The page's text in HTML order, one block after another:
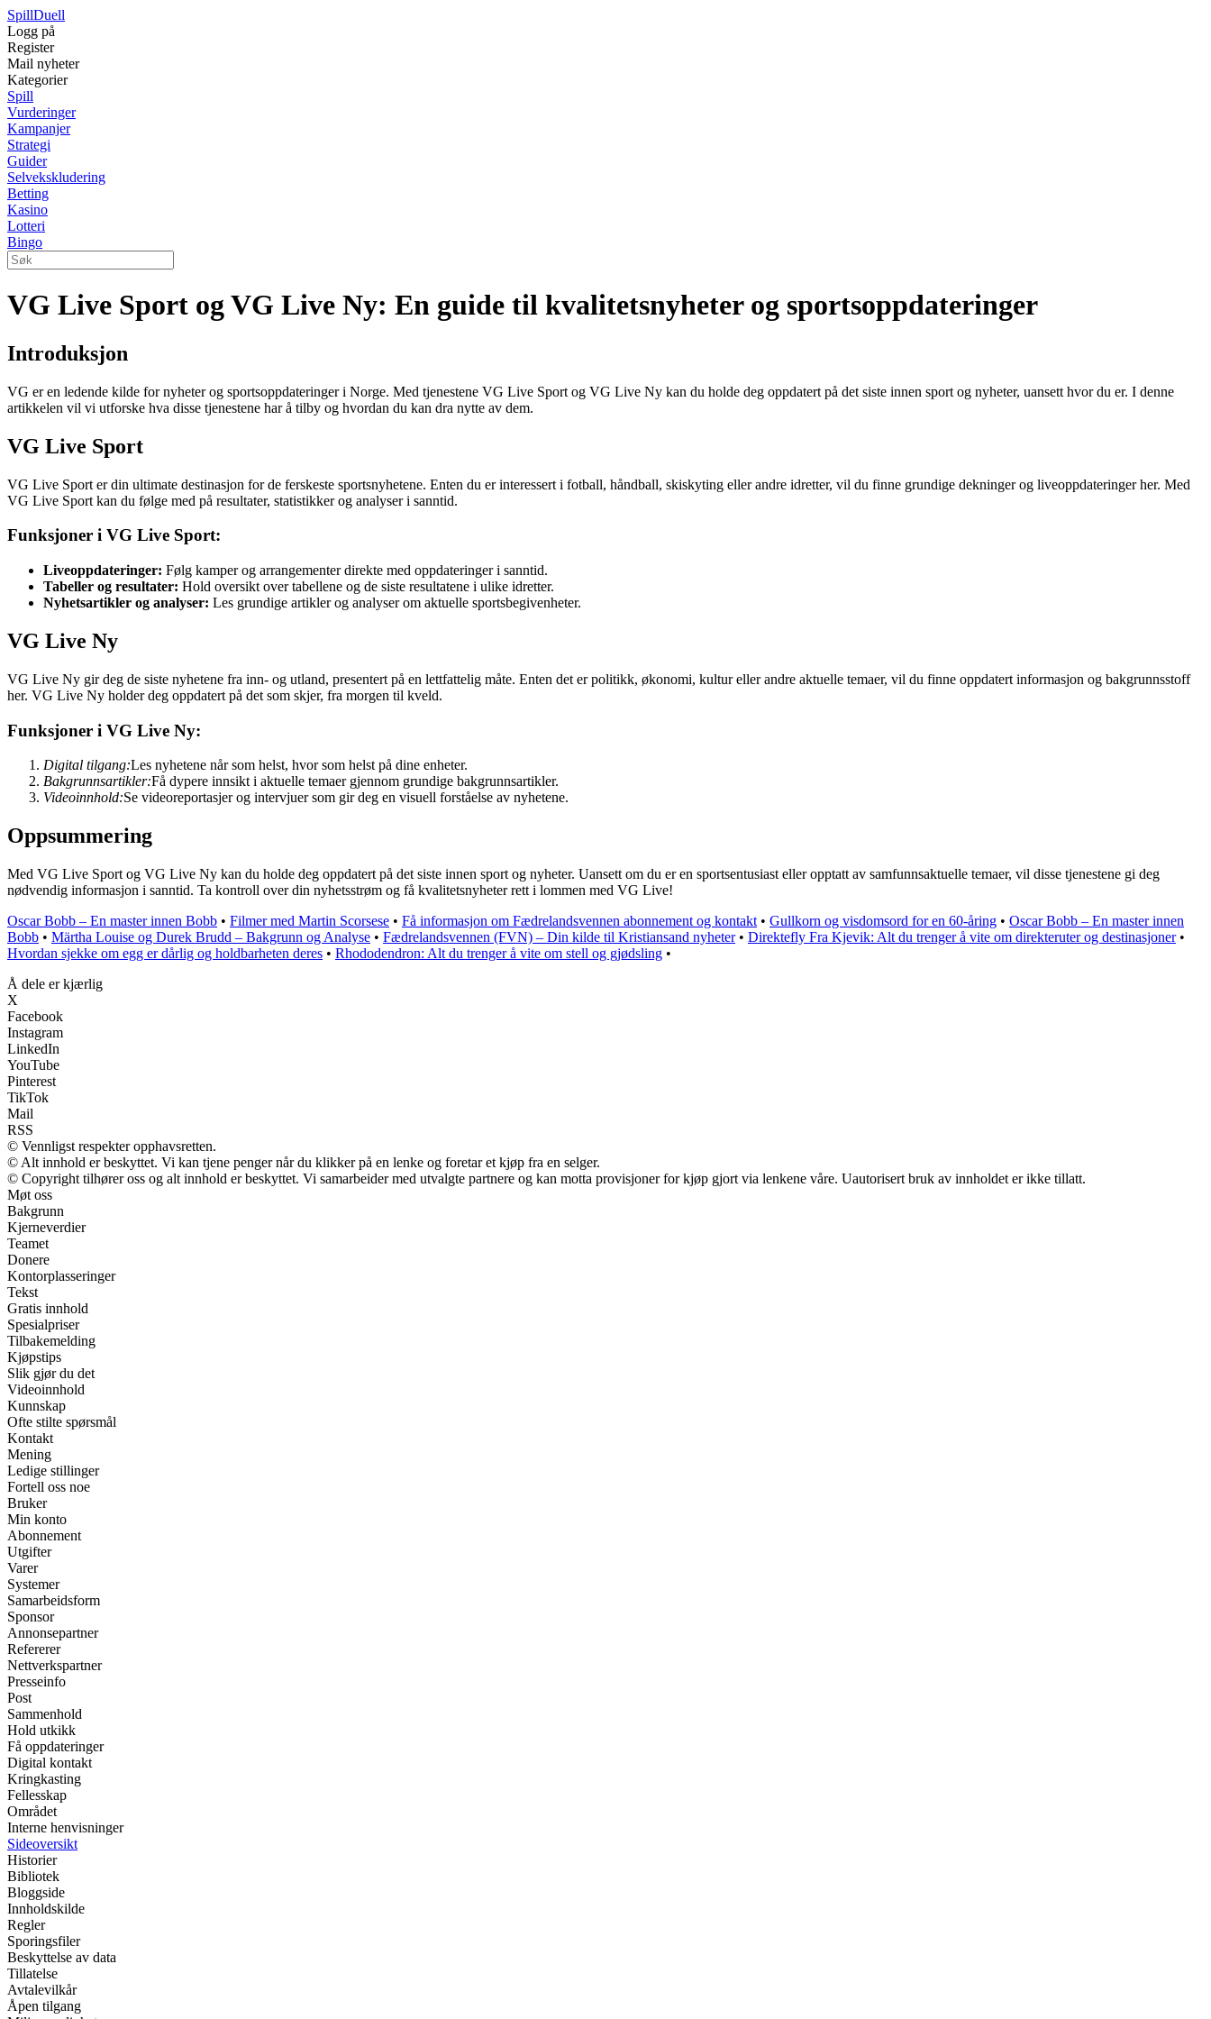
SpillDuell
Logg på
Register
Mail nyheter
Kategorier
Spill
Vurderinger
Kampanjer
Strategi
Guider
Selvekskludering
Betting
Kasino
Lotteri
Bingo
VG Live Sport og VG Live Ny: En guide til kvalitetsnyheter og sportsoppdateringer
Introduksjon
VG er en ledende kilde for nyheter og sportsoppdateringer i Norge. Med tjenestene VG Live Sport og VG Live Ny kan du holde deg oppdatert på det siste innen sport og nyheter, uansett hvor du er. I denne
artikkelen vil vi utforske hva disse tjenestene har å tilby og hvordan du kan dra nytte av dem.
VG Live Sport
VG Live Sport er din ultimate destinasjon for de ferskeste sportsnyhetene. Enten du er interessert i fotball, håndball, skiskyting eller andre idretter, vil du finne grundige dekninger og liveoppdateringer her. Med
VG Live Sport kan du følge med på resultater, statistikker og analyser i sanntid.
Funksjoner i VG Live Sport:
Liveoppdateringer: Følg kamper og arrangementer direkte med oppdateringer i sanntid.
Tabeller og resultater: Hold oversikt over tabellene og de siste resultatene i ulike idretter.
Nyhetsartikler og analyser: Les grundige artikler og analyser om aktuelle sportsbegivenheter.
VG Live Ny
VG Live Ny gir deg de siste nyhetene fra inn- og utland, presentert på en lettfattelig måte. Enten det er politikk, økonomi, kultur eller andre aktuelle temaer, vil du finne oppdatert informasjon og bakgrunnsstoff
her. VG Live Ny holder deg oppdatert på det som skjer, fra morgen til kveld.
Funksjoner i VG Live Ny:
Digital tilgang:Les nyhetene når som helst, hvor som helst på dine enheter.
Bakgrunnsartikler:Få dypere innsikt i aktuelle temaer gjennom grundige bakgrunnsartikler.
Videoinnhold:Se videoreportasjer og intervjuer som gir deg en visuell forståelse av nyhetene.
Oppsummering
Med VG Live Sport og VG Live Ny kan du holde deg oppdatert på det siste innen sport og nyheter. Uansett om du er en sportsentusiast eller opptatt av samfunnsaktuelle temaer, vil disse tjenestene gi deg
nødvendig informasjon i sanntid. Ta kontroll over din nyhetsstrøm og få kvalitetsnyheter rett i lommen med VG Live!
Oscar Bobb – En master innen Bobb • Filmer med Martin Scorsese • Få informasjon om Fædrelandsvennen abonnement og kontakt • Gullkorn og visdomsord for en 60-åring • Oscar Bobb – En master innen
Bobb • Märtha Louise og Durek Brudd – Bakgrunn og Analyse • Fædrelandsvennen (FVN) – Din kilde til Kristiansand nyheter• Direktefly Fra Kjevik: Alt du trenger å vite om direkteruter og destinasjoner•
Hvordan sjekke om egg er dårlig og holdbarheten deres • Rhododendron: Alt du trenger å vite om stell og gjødsling •
Å dele er kjærlig
X
Facebook
Instagram
LinkedIn
YouTube
Pinterest
TikTok
Mail
RSS
© Vennligst respekter opphavsretten.
© Alt innhold er beskyttet. Vi kan tjene penger når du klikker på en lenke og foretar et kjøp fra en selger.
© Copyright tilhører oss og alt innhold er beskyttet. Vi samarbeider med utvalgte partnere og kan motta provisjoner for kjøp gjort via lenkene våre. Uautorisert bruk av innholdet er ikke tillatt.
Møt oss
Bakgrunn
Kjerneverdier
Teamet
Donere
Kontorplasseringer
Tekst
Gratis innhold
Spesialpriser
Tilbakemelding
Kjøpstips
Slik gjør du det
Videoinnhold
Kunnskap
Ofte stilte spørsmål
Kontakt
Mening
Ledige stillinger
Fortell oss noe
Bruker
Min konto
Abonnement
Utgifter
Varer
Systemer
Samarbeidsform
Sponsor
Annonsepartner
Refererer
Nettverkspartner
Presseinfo
Post
Sammenhold
Hold utkikk
Få oppdateringer
Digital kontakt
Kringkasting
Fellesskap
Området
Interne henvisninger
Sideoversikt
Historier
Bibliotek
Bloggside
Innholdskilde
Regler
Sporingsfiler
Beskyttelse av data
Tillatelse
Avtalevilkår
Åpen tilgang